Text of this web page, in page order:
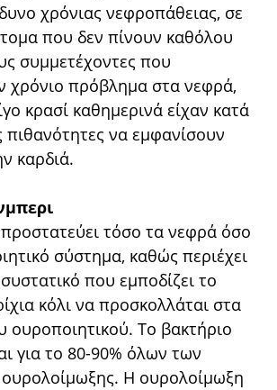
χρόνιας νεφροπάθειας, σε
που δεν πίνουν καθόλου
συμμετέχοντες που
χρόνιο πρόβλημα στα νεφρά,
κρασί καθημερινά είχαν κατά
πιθανότητες να εμφανίσουν
καρδιά.
τόσο τα νεφρά όσο
σύστημα, καθώς περιέχει
που εμποδίζει το
κόλι να προσκολλάται στα
ουροποιητικού. Το βακτήριο
για το 80-90% όλων των
ουρολοίμωξης. Η ουρολοίμωξη